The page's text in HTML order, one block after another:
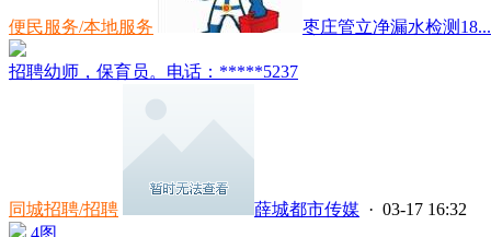
便民服务/本地服务 枣庄管立净漏水检测18...
招聘幼师，保育员。电话：*****5237
同城招聘/招聘 薛城都市传媒 · 03-17 16:32
4图